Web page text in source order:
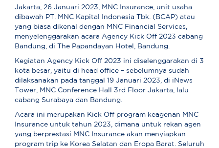
Jakarta, 26 Januari 2023, MNC Insurance, unit usaha
dibawah PT. MNC Kapital Indonesia Tbk. (BCAP) atau
yang biasa dikenal dengan MNC Financial Services,
menyelenggarakan acara Agency Kick Off 2023 cabang
Bandung, di The Papandayan Hotel, Bandung.
Kegiatan Agency Kick Off 2023 ini diselenggarakan di 3
kota besar, yaitu di head office – sebelumnya sudah
dilaksanakan pada tanggal 19 Januari 2023, di iNews
Tower, MNC Conference Hall 3rd Floor Jakarta, lalu
cabang Surabaya dan Bandung.
Acara ini merupakan Kick Off program keagenan MNC
Insurance untuk tahun 2023, dimana untuk rekan agen
yang berprestasi MNC Insurance akan menyiapkan
program trip ke Korea Selatan dan Eropa Barat. Seluruh